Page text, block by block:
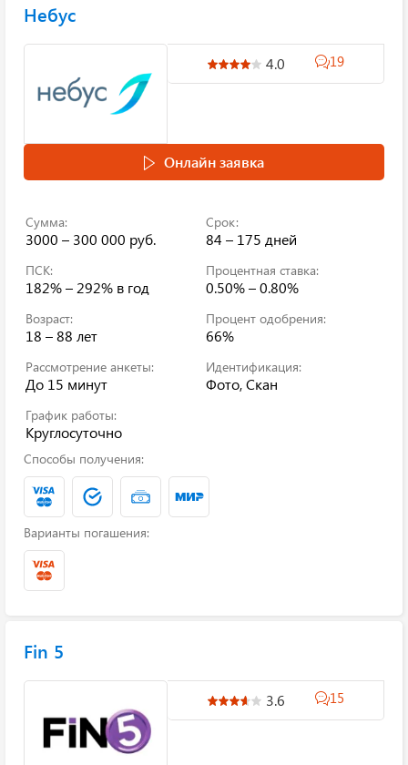
Небус
4.0 19
Онлайн заявка
Сумма:
3000 – 300 000 руб.
Срок:
84 – 175 дней
ПСК:
182% – 292% в год
Процентная ставка:
0.50% – 0.80%
Возраст:
18 – 88 лет
Процент одобрения:
66%
Рассмотрение анкеты:
До 15 минут
Идентификация:
Фото, Скан
График работы:
Круглосуточно
Способы получения:
Варианты погашения:
Fin 5
3.6 15